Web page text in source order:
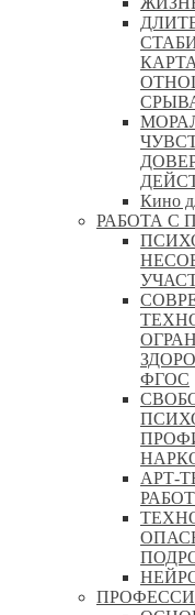
Кино
РАБОТА С
ФГОС
АРТ-